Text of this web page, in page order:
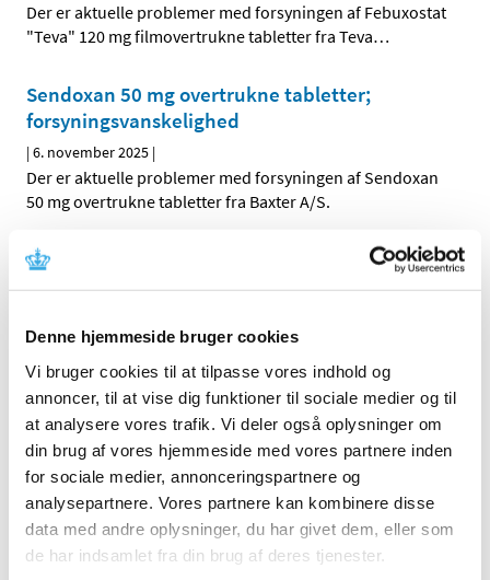
Denne hjemmeside bruger cookies
Vi bruger cookies til at tilpasse vores indhold og
annoncer, til at vise dig funktioner til sociale medier og til
at analysere vores trafik. Vi deler også oplysninger om
din brug af vores hjemmeside med vores partnere inden
for sociale medier, annonceringspartnere og
analysepartnere. Vores partnere kan kombinere disse
data med andre oplysninger, du har givet dem, eller som
de har indsamlet fra din brug af deres tjenester.
Der er aktuelle problemer med forsyningen af Febuxostat
"Teva" 120 mg filmovertrukne tabletter fra Teva…
Sendoxan 50 mg overtrukne tabletter;
forsyningsvanskelighed
|6. november 2025 |
Der er aktuelle problemer med forsyningen af Sendoxan
50 mg overtrukne tabletter fra Baxter A/S.
Cyclophosphamid "2care4" 50 mg overtrukne
tabletter; forsyningsvanskelighed
Der er aktuelle problemer med forsyningen af
Cyclophosphamid "2care4" 50 mg overtrukne tabletter
Inlyta 3 mg; forsyningsvanskelighed
|3. november 2025|
Der er aktuelle problemer med forsyningen af Inlyta 3 mg
filmovertrukne tabletter fra Pfizer ApS.
Theo-dur 200 mg; forsyningsvanskelighed